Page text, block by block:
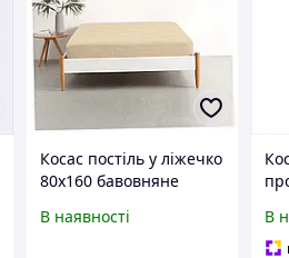
Косас постіль у ліжечко
80х160 бавовняне
резинці, 769P2657E
В наявності В